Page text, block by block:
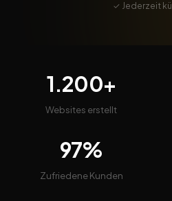
✓ Jederzeit
1.200+
Websites erstellt
97%
Zufriedene Kunden